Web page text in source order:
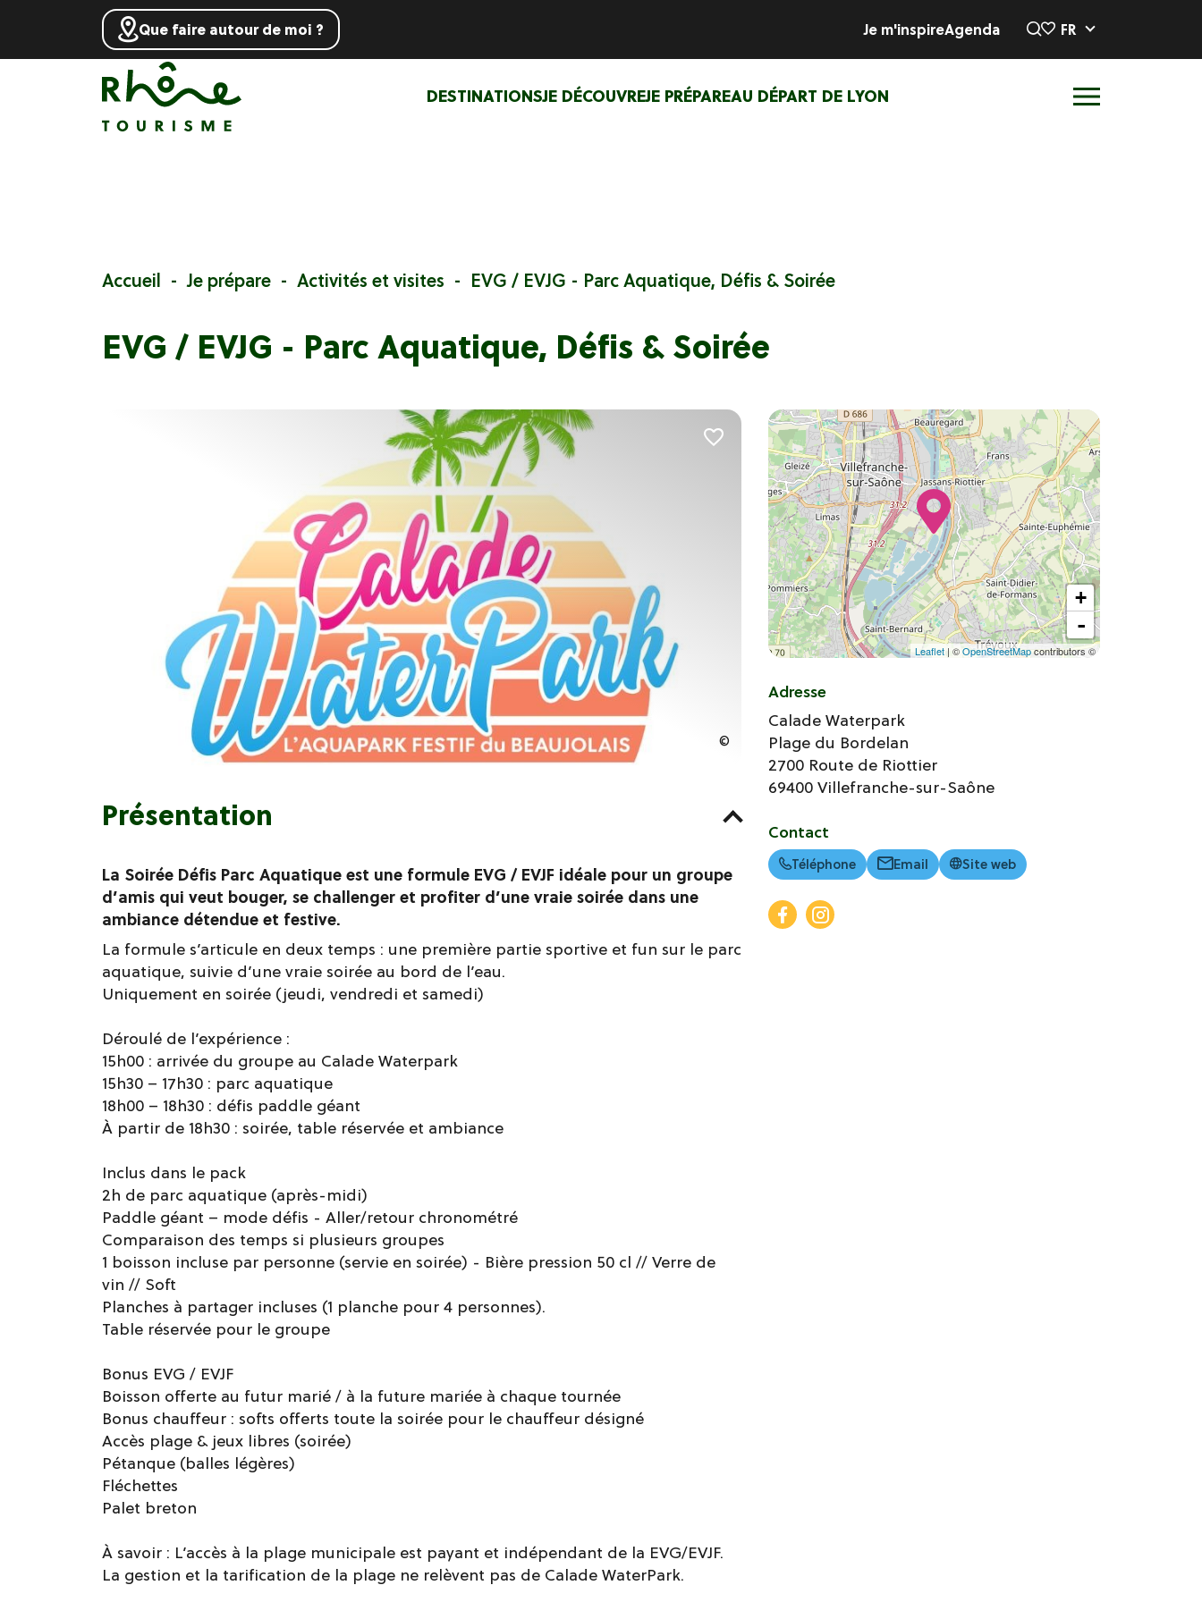
DESTINATIONSJE DÉCOUVREJE PRÉPAREAU DÉPART DE LYON
Que faire autour de moi ? Je m'inspireAgenda FR
Accueil Je prépare Activités et visites EVG / EVJG - Parc Aquatique, Défis & Soirée
EVG / EVJG - Parc Aquatique, Défis & Soirée
Présentation
La Soirée Défis Parc Aquatique est une formule EVG / EVJF idéale pour un groupe
d’amis qui veut bouger, se challenger et profiter d’une vraie soirée dans une
ambiance détendue et festive.
La formule s’articule en deux temps : une première partie sportive et fun sur le parc
aquatique, suivie d’une vraie soirée au bord de l’eau.
Uniquement en soirée (jeudi, vendredi et samedi)
Déroulé de l’expérience :
15h00 : arrivée du groupe au Calade Waterpark
15h30 – 17h30 : parc aquatique
18h00 – 18h30 : défis paddle géant
À partir de 18h30 : soirée, table réservée et ambiance
Inclus dans le pack
2h de parc aquatique (après-midi)
Paddle géant – mode défis - Aller/retour chronométré
Comparaison des temps si plusieurs groupes
1 boisson incluse par personne (servie en soirée) - Bière pression 50 cl // Verre de
vin // Soft
Planches à partager incluses (1 planche pour 4 personnes).
Table réservée pour le groupe
Bonus EVG / EVJF
Boisson offerte au futur marié / à la future mariée à chaque tournée
Bonus chauffeur : softs offerts toute la soirée pour le chauffeur désigné
Accès plage & jeux libres (soirée)
Pétanque (balles légères)
Fléchettes
Palet breton
À savoir : L’accès à la plage municipale est payant et indépendant de la EVG/EVJF.
La gestion et la tarification de la plage ne relèvent pas de Calade WaterPark.
+
-
Leaflet | ©OpenStreetMapcontributors ©
Adresse
Calade Waterpark
Plage du Bordelan
2700 Route de Riottier
69400 Villefranche-sur-Saône
Contact
Téléphone Email Site web